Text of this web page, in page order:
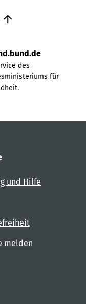
des
für
und Hilfe
melden